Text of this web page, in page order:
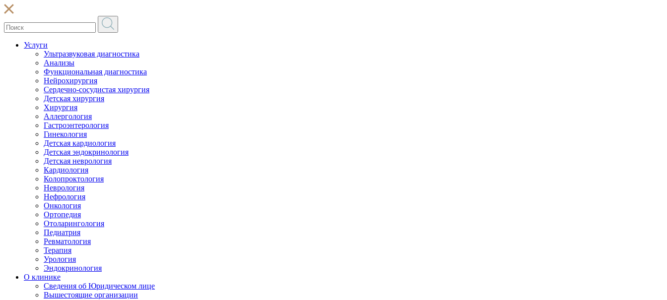
Услуги
Ультразвуковая диагностика
Анализы
Функциональная диагностика
Нейрохирургия
Сердечно-сосудистая хирургия
Детская хирургия
Хирургия
Аллергология
Гастроэнтерология
Гинекология
Детская кардиология
Детская эндокринология
Детская неврология
Кардиология
Колопроктология
Неврология
Нефрология
Онкология
Ортопедия
Отоларингология
Педиатрия
Ревматология
Терапия
Урология
Эндокринология
О клинике
Сведения об Юридическом лице
Вышестоящие организации